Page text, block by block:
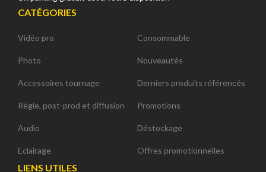
CATÉGORIES
Vidéo pro
Photo
Accessoires tournage
Régie, post-prod et diffusion
Audio
Eclairage
Consommable
Nouveautés
Derniers produits référencés
Promotions
Déstockage
Offres promotionnelles
LIENS UTILES